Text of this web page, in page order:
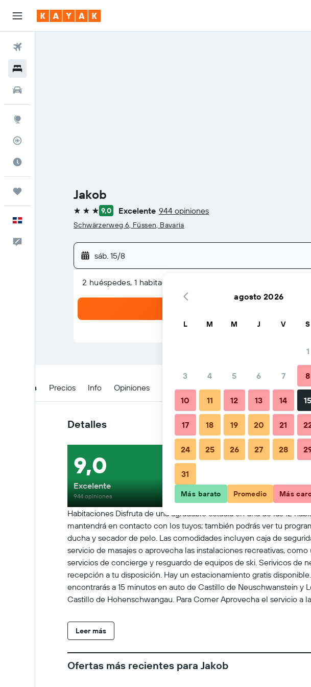
Comentarios
Jakob
3 estrellas
9,0 Excelente 944 opiniones
Schwärzerweg 6, Füssen, Bavaria
sáb. 15/8
2 huéspedes, 1 habitación
Detalles Precios Info Opiniones Ubicación Consejos y preguntas
Detalles
Habitaciones Disfruta de una agradable estadía en una de las 12
mantendrá en contacto con los tuyos; también podrás ver tu
ducha y secador de pelo. Las comodidades incluyen caja de
servicio de masajes o aprovecha las instalaciones recreativas,
servicios de concierge y resguardo de equipos de ski. Serivicos de
recepción a tu disposición. Hay un estacionamiento gratis
encontrarás a 15 minutos en auto de Castillo de Neuschwanstein y
Castillo de Hohenschwangau. Para Comer Aprovecha el servicio a
noche para adultos; EUR 1.25 por noche para huéspedes entre 6 y
que nos proporcionó la propiedad. Cargos Opcionales Mascotas:
cambios. Check-In El Checkin empieza a las 13:30 El Checkin
persona adicional, según la política de la propiedad. Es posible
Leer más
9,0
Excelente
944 opiniones
Ofertas más recientes para Jakob
agosto 2026
L M M J V S
1
3 4 5 6 7 8
10 11 12 13 14 15
17 18 19 20 21
24 25 26 27 28
31
Más barato Promedio Más